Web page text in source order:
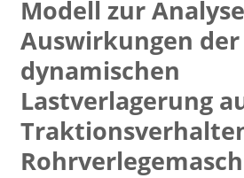
Modell zur
Auswirkungen der
dynamischen
Lastverlagerung